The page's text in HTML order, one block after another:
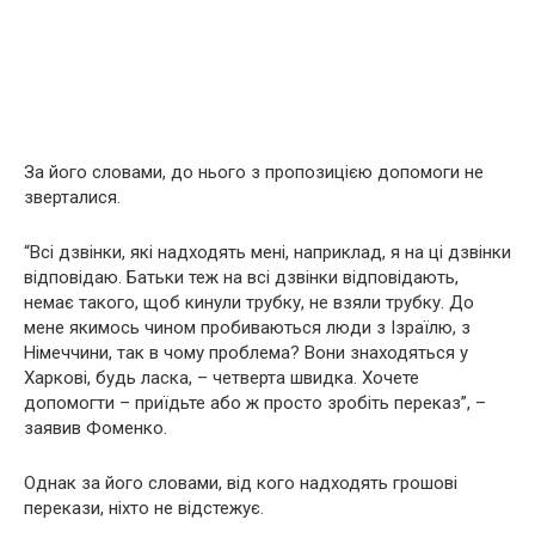
За його словами, до нього з пропозицією допомоги не
зверталися.
“Всі дзвінки, які надходять мені, наприклад, я на ці дзвінки
відповідаю. Батьки теж на всі дзвінки відповідають,
немає такого, щоб кинули трубку, не взяли трубку. До
мене якимось чином пробиваються люди з Ізраїлю, з
Німеччини, так в чому проблема? Вони знаходяться у
Харкові, будь ласка, – четверта швидка. Хочете
допомогти – приїдьте або ж просто зробіть переказ”, –
заявив Фоменко.
Однак за його словами, від кого надходять грошові
перекази, ніхто не відстежує.